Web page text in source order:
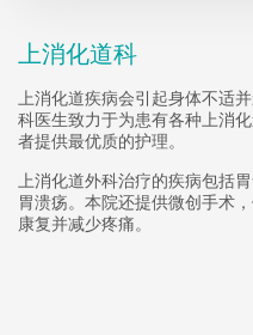
上消化道科
上消化道疾病会引起身体不适
科医生致力于为患有各种上消
者提供最优质的护理。
上消化道外科治疗的疾病包括
胃溃疡。本院还提供微创手术
康复并减少疼痛。